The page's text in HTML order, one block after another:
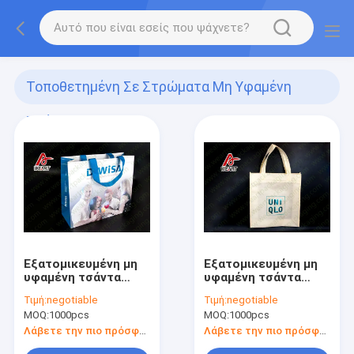
Τοποθετημένη Σε Στρώματα Μη Υφαμένη
Τσάντα
(7)
Εξατομικευμένη μη
υφαμένη τσάντα
ελασματοποίηση
Suface μεταλλινών
μαγαζί λιανικής
πώλησης
Τιμή:negotiable
MOQ:1000pcs
Λάβετε την πιο πρόσφατη τιμή
Εξατομικευμένη μη
υφαμένη τσάντα
ελασματοποίηση
Suface μεταλλινών
μαγαζί λιανικής
πώλησης
Τιμή:negotiable
MOQ:1000pcs